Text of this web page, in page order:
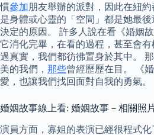
慣參加朋友舉辦的派對，因此在紐
是身體或心靈的「空間」都是她最
決定的原因。 許多人說在看《婚姻
它消化完畢，在看的過程，甚至會
過真實，我們都彷彿置身於其中。
美的我們， 那些曾經歷歷在目。 《
愛，也讓我們找回面對自我的勇氣。
婚姻故事線上看: 婚姻故事－相關照
演員方面，寡姐的表演已經很程式